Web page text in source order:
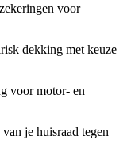
voor
dekking met keuze
voor motor- en
je huisraad tegen